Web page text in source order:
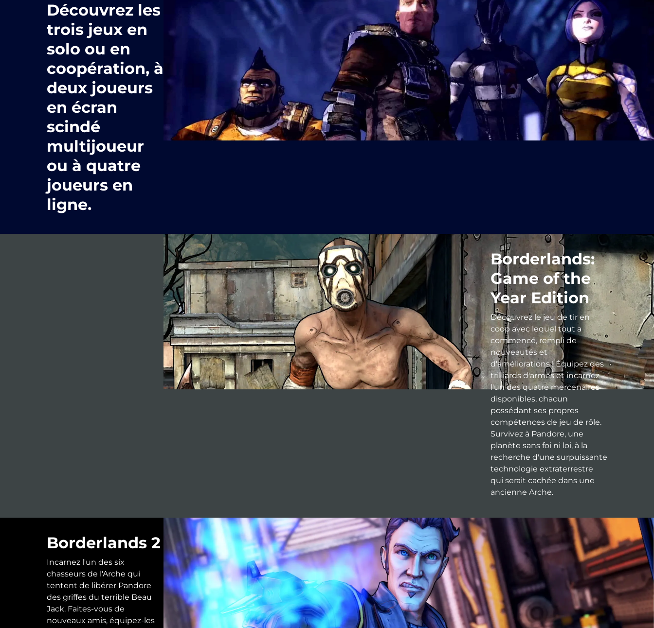
Découvrez les
trois jeux en
solo ou en
coopération, à
deux joueurs
en écran
scindé
multijoueur
ou à quatre
joueurs en
ligne.
Borderlands:
Game of the
Year Edition
Découvrez le jeu de tir en
coop avec lequel tout a
commencé, rempli de
nouveautés et
d'améliorations ! Équipez des
trilliards d'armes et incarnez
l'un des quatre mercenaires
disponibles, chacun
possédant ses propres
compétences de jeu de rôle.
Survivez à Pandore, une
planète sans foi ni loi, à la
recherche d'une surpuissante
technologie extraterrestre
qui serait cachée dans une
ancienne Arche.
Borderlands 2
Incarnez l'un des six
chasseurs de l'Arche qui
tentent de libérer Pandore
des griffes du terrible Beau
Jack. Faites-vous de
nouveaux amis, équipez-les